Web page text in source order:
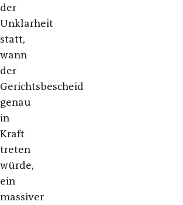
der
Unklarheit
statt,
wann
der
Gerichtsbescheid
genau
in
Kraft
treten
würde,
ein
massiver